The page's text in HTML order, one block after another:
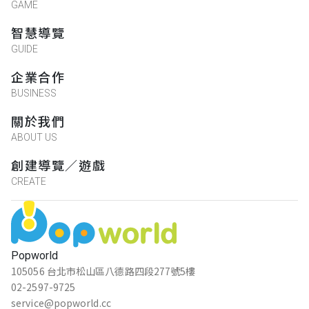
Popworld
105056 台北市松山區八德路四段277號5樓
02-2597-9725
service@popworld.cc
GAME
智慧導覽
GUIDE
企業合作
BUSINESS
關於我們
ABOUT US
創建導覽／遊戲
CREATE